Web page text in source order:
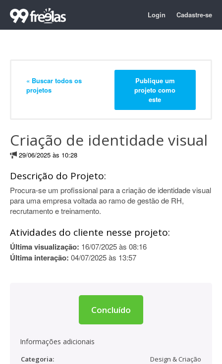
Login Cadastre-se
« Buscar todos os
projetos
Publique um
projeto como
este
Criação de identidade visual
29/06/2025 às 10:28
Descrição do Projeto:
Procura-se um profissional para a criação de identidade visual
para uma empresa voltada ao ramo de gestão de RH,
recrutamento e treinamento.
Atividades do cliente nesse projeto:
Última visualização: 16/07/2025 às 08:16
Última interação: 04/07/2025 às 13:57
Concluído
Informações adicionais
Categoria:
Design & Criação